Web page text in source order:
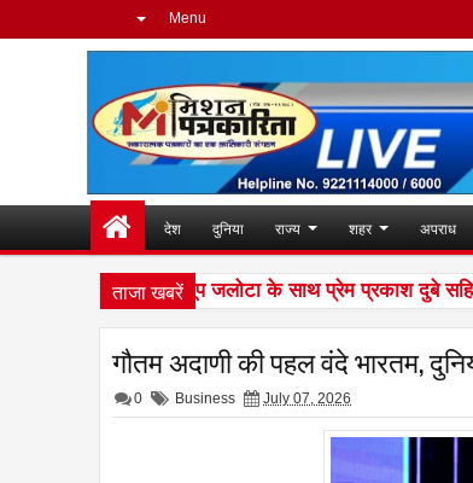
Menu
देश दुनिया राज्य शहर अपराध
ताजा खबरें
सम्मान के लिए अनूप जलोटा के साथ प्रेम प्रकाश दुबे सहित
गौतम अदाणी की पहल वंदे भारतम,
0 Business July 07, 2026